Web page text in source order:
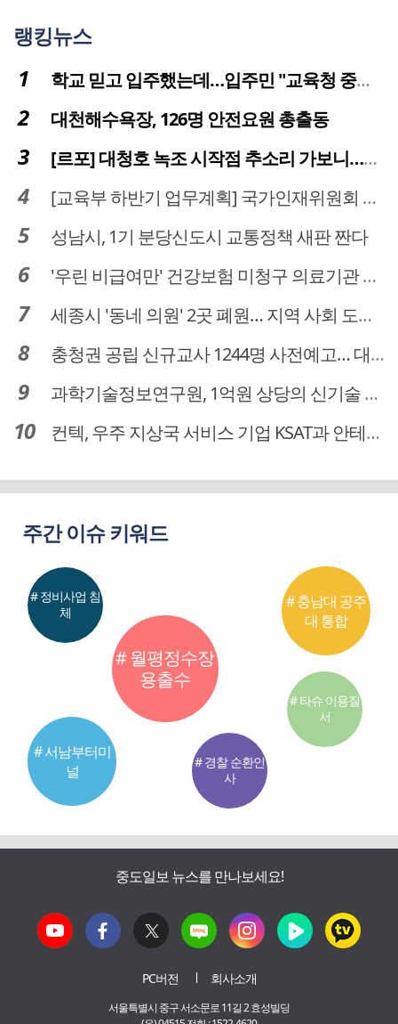
랭킹뉴스
학교 믿고 입주했는데…입주민 "교육청 중재 나서라"
대천해수욕장, 126명 안전요원 총출동
[르포] 대청호 녹조 시작점 추소리 가보니…걷어내도 짙은 초록빛
[교육부 하반기 업무계획] 국가인재위원회 신설… 거점국립대 3곳 성장엔진·AI 분야 패키지 지원
성남시, 1기 분당신도시 교통정책 새판 짠다
'우린 비급여만' 건강보험 미청구 의료기관 대전 65곳 충남 31곳
세종시 '동네 의원' 2곳 폐원… 지역 사회 도마 위
충청권 공립 신규교사 1244명 사전예고… 대전 초등 34명서 4명으로
과학기술정보연구원, 1억원 상당의 신기술 기업 이전 완료
컨텍, 우주 지상국 서비스 기업 KSAT과 안테나 6기 계약 체결
주간 이슈 키워드
# 월평정수장
용출수
# 서남부터미
널
# 충남대 공주
대 통합
# 정비사업 침
체
# 경찰 순환인
사
# 타슈 이용질
서
중도일보 뉴스를 만나보세요!
PC버전 회사소개
서울특별시 중구 서소문로 11길 2 효성빌딩